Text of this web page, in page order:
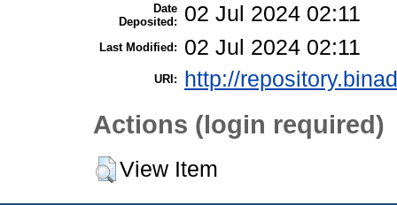
Date
Deposited:
02 Jul 2024 02:11
Last Modified: 02 Jul 2024 02:11
URI: http://
Actions (login required)
View Item